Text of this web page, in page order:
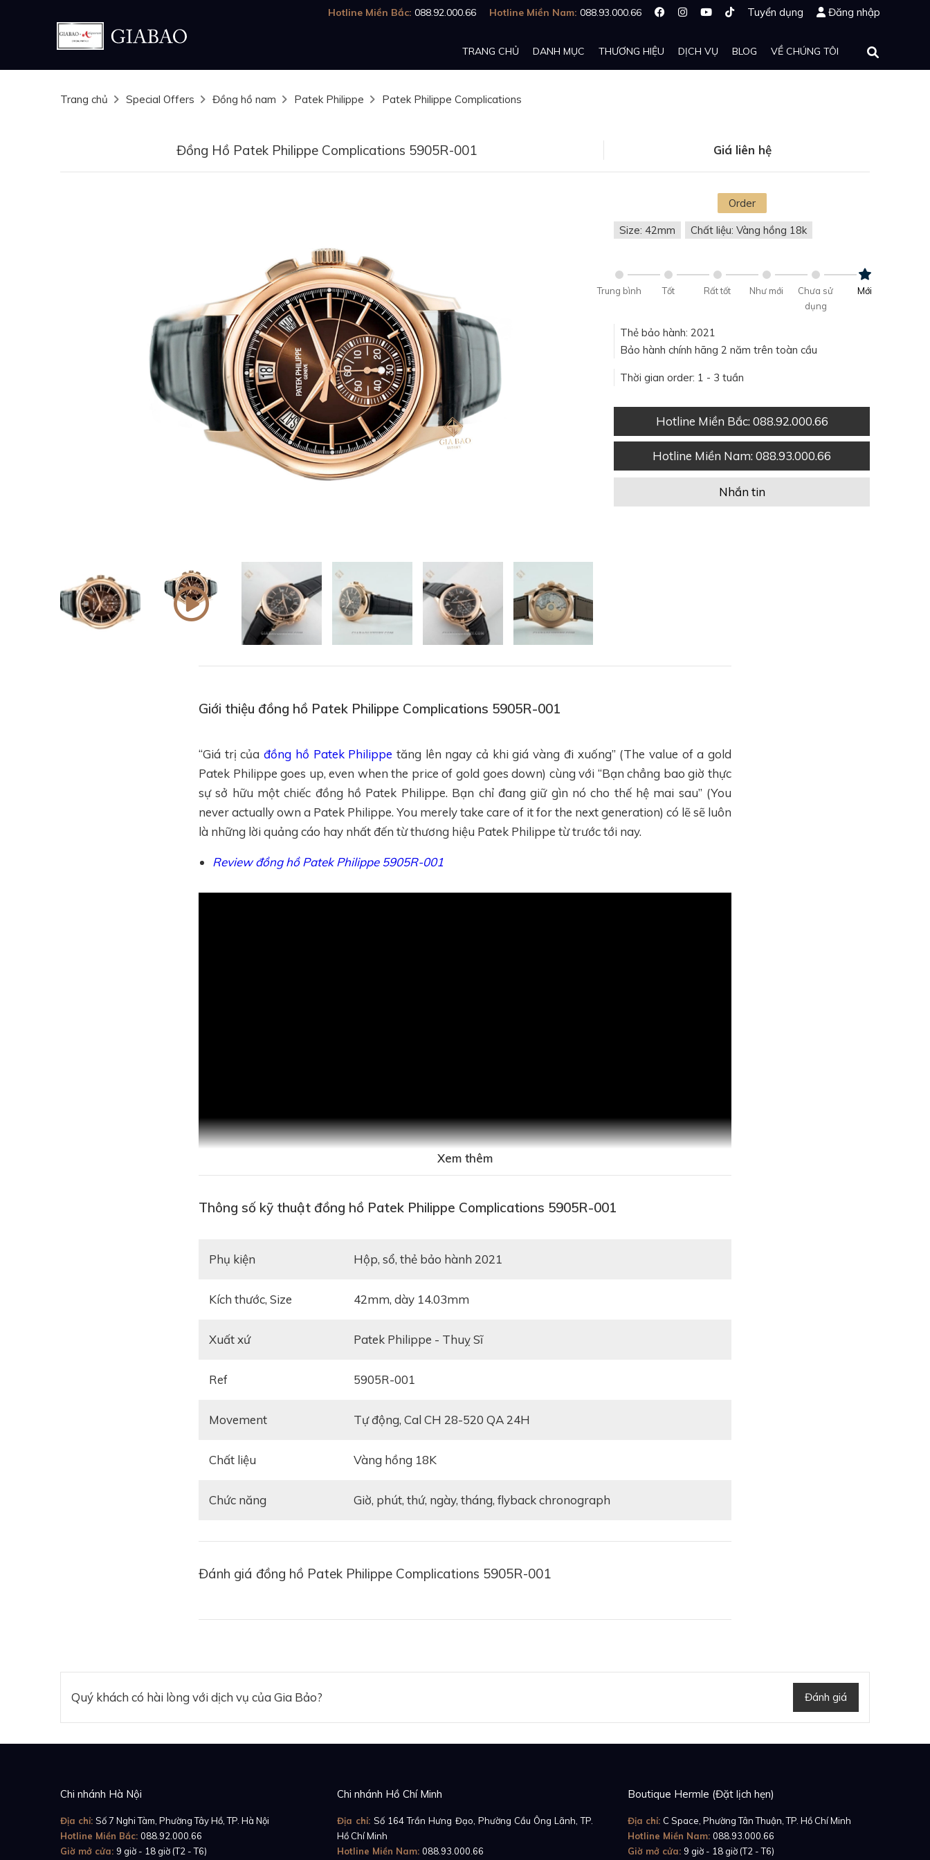
Hotline Miền Bắc: 088.92.000.66 Hotline Miền Nam: 088.93.000.66 Tuyển dụng Đăng nhập
TRANG CHỦ DANH MỤC THƯƠNG HIỆU DỊCH VỤ BLOG VỀ CHÚNG TÔI
Trang chủ Special Offers Đồng hồ nam Patek Philippe Patek Philippe Complications
Đồng Hồ Patek Philippe Complications 5905R-001 Giá liên hệ
Order
Size: 42mm Chất liệu: Vàng hồng 18k
Trung bình Tốt Rất tốt Như mới
Chưa sử
dụng
Mới
Thẻ bảo hành: 2021
Bảo hành chính hãng 2 năm trên toàn cầu
Thời gian order: 1 - 3 tuần
Hotline Miền Bắc: 088.92.000.66
Hotline Miền Nam: 088.93.000.66
Nhắn tin
Giới thiệu đồng hồ Patek Philippe Complications 5905R-001
“Giá trị củađồng hồ Patek Philippe tăng lên ngay cả khi giá vàng đi xuống” (The value of a gold
Patek Philippe goes up, even when the price of gold goes down) cùng với “Bạn chẳng bao giờ thực
sự sở hữu một chiếc đồng hồ Patek Philippe. Bạn chỉ đang giữ gìn nó cho thế hệ mai sau” (You
never actually own a Patek Philippe. You merely take care of it for the next generation) có lẽ sẽ luôn
là những lời quảng cáo hay nhất đến từ thương hiệu Patek Philippe từ trước tới nay.
Review đồng hồ Patek Philippe 5905R-001
Xem thêm
Thông số kỹ thuật đồng hồ Patek Philippe Complications 5905R-001
Phụ kiện Hộp, sổ, thẻ bảo hành 2021
Kích thước, Size 42mm, dày 14.03mm
Xuất xứ Patek Philippe - Thuỵ Sĩ
Ref 5905R-001
Movement Tự động, Cal CH 28-520 QA 24H
Chất liệu Vàng hồng 18K
Chức năng Giờ, phút, thứ, ngày, tháng, flyback chronograph
Đánh giá đồng hồ Patek Philippe Complications 5905R-001
Quý khách có hài lòng với dịch vụ của Gia Bảo? Đánh giá
Chi nhánh Hà Nội
Địa chỉ: Số 7 Nghi Tàm, Phường Tây Hồ, TP. Hà Nội
Hotline Miền Bắc: 088.92.000.66
Giờ mở cửa: 9 giờ - 18 giờ (T2 - T6)
Chi nhánh Hồ Chí Minh
Địa chỉ:Số 164 Trần Hưng Đạo, Phường Cầu Ông Lãnh, TP.
Hồ Chí Minh
Hotline Miền Nam: 088.93.000.66
Boutique Hermle (Đặt lịch hẹn)
Địa chỉ: C Space, Phường Tân Thuận, TP. Hồ Chí Minh
Hotline Miền Nam: 088.93.000.66
Giờ mở cửa: 9 giờ - 18 giờ (T2 - T6)